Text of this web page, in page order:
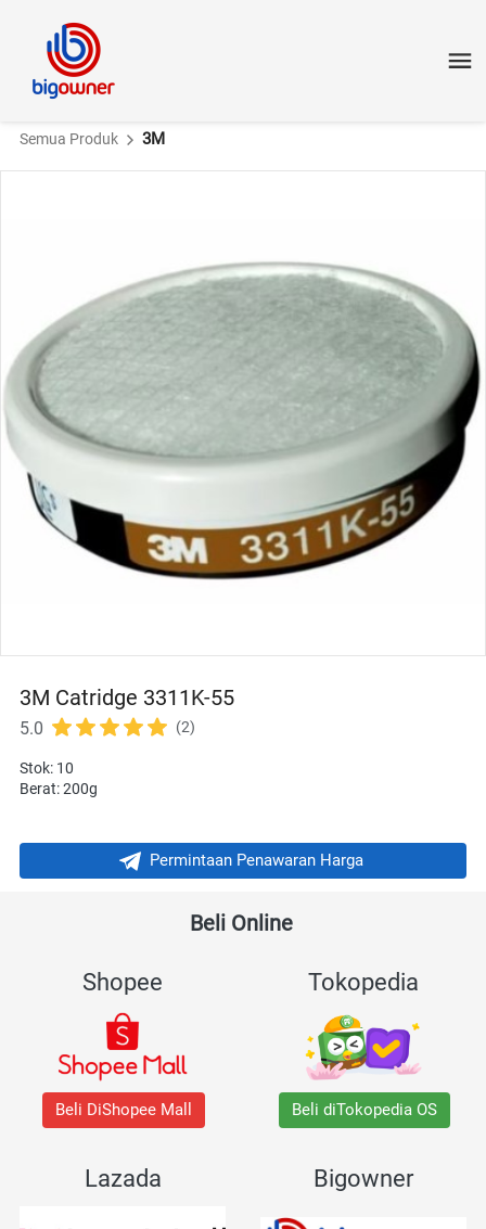
Semua Produk 3M
3M Catridge 3311K-55
5.0 (2)
Stok: 10
Berat: 200g
` Permintaan Penawaran Harga
Beli Online
Shopee
Beli DiShopee Mall
Tokopedia
Beli diTokopedia OS
Lazada Bigowner